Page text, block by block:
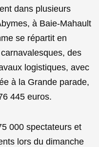
dans plusieurs
à Baie-Mahault
se répartit en
des
logistiques, avec
à la Grande parade,
445 euros.
000 spectateurs et
lors du dimanche